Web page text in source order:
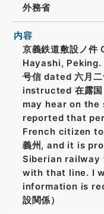
外務省
内容
京義鉄道敷設ノ
Hayashi, Peking.
号信 dated 六月
instructed 在露
may hear on the
reported that
French citizen
義州, and it is
Siberian railway
with that line. I
information is
設関係）